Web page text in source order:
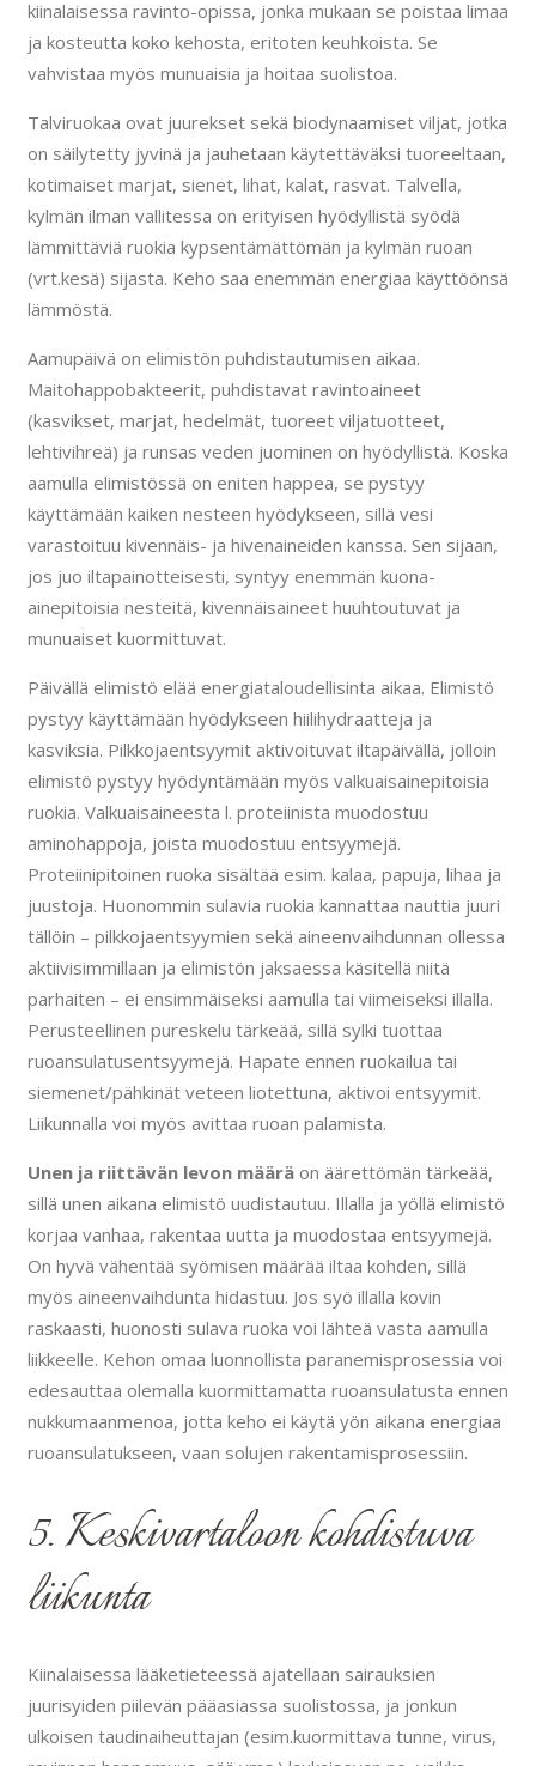
kiinalaisessa ravinto-opissa, jonka mukaan se poistaa limaa
ja kosteutta koko kehosta, eritoten keuhkoista. Se
vahvistaa myös munuaisia ja hoitaa suolistoa.
Talviruokaa ovat juurekset sekä biodynaamiset viljat, jotka
on säilytetty jyvinä ja jauhetaan käytettäväksi tuoreeltaan,
kotimaiset marjat, sienet, lihat, kalat, rasvat. Talvella,
kylmän ilman vallitessa on erityisen hyödyllistä syödä
lämmittäviä ruokia kypsentämättömän ja kylmän ruoan
(vrt.kesä) sijasta. Keho saa enemmän energiaa käyttöönsä
lämmöstä.
Aamupäivä on elimistön puhdistautumisen aikaa.
Maitohappobakteerit, puhdistavat ravintoaineet
(kasvikset, marjat, hedelmät, tuoreet viljatuotteet,
lehtivihreä) ja runsas veden juominen on hyödyllistä. Koska
aamulla elimistössä on eniten happea, se pystyy
käyttämään kaiken nesteen hyödykseen, sillä vesi
varastoituu kivennäis- ja hivenaineiden kanssa. Sen sijaan,
jos juo iltapainotteisesti, syntyy enemmän kuona-
ainepitoisia nesteitä, kivennäisaineet huuhtoutuvat ja
munuaiset kuormittuvat.
Päivällä elimistö elää energiataloudellisinta aikaa. Elimistö
pystyy käyttämään hyödykseen hiilihydraatteja ja
kasviksia. Pilkkojaentsyymit aktivoituvat iltapäivällä, jolloin
elimistö pystyy hyödyntämään myös valkuaisainepitoisia
ruokia. Valkuaisaineesta l. proteiinista muodostuu
aminohappoja, joista muodostuu entsyymejä.
Proteiinipitoinen ruoka sisältää esim. kalaa, papuja, lihaa ja
juustoja. Huonommin sulavia ruokia kannattaa nauttia juuri
tällöin – pilkkojaentsyymien sekä aineenvaihdunnan ollessa
aktiivisimmillaan ja elimistön jaksaessa käsitellä niitä
parhaiten – ei ensimmäiseksi aamulla tai viimeiseksi illalla.
Perusteellinen pureskelu tärkeää, sillä sylki tuottaa
ruoansulatusentsyymejä. Hapate ennen ruokailua tai
siemenet/pähkinät veteen liotettuna, aktivoi entsyymit.
Liikunnalla voi myös avittaa ruoan palamista.
Unen ja riittävän levon määräon äärettömän tärkeää,
sillä unen aikana elimistö uudistautuu. Illalla ja yöllä elimistö
korjaa vanhaa, rakentaa uutta ja muodostaa entsyymejä.
On hyvä vähentää syömisen määrää iltaa kohden, sillä
myös aineenvaihdunta hidastuu. Jos syö illalla kovin
raskaasti, huonosti sulava ruoka voi lähteä vasta aamulla
liikkeelle. Kehon omaa luonnollista paranemisprosessia voi
edesauttaa olemalla kuormittamatta ruoansulatusta ennen
nukkumaanmenoa, jotta keho ei käytä yön aikana energiaa
ruoansulatukseen, vaan solujen rakentamisprosessiin.
5. Keskivartaloon kohdistuva
liikunta
Kiinalaisessa lääketieteessä ajatellaan sairauksien
juurisyiden piilevän pääasiassa suolistossa, ja jonkun
ulkoisen taudinaiheuttajan (esim.kuormittava tunne, virus,